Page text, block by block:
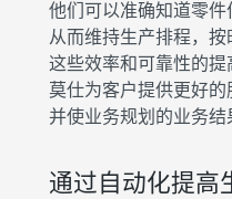
他们可以准确知道零件
从而维持生产排程，按
这些效率和可靠性的
莫仕为客户提供更好的
并使业务规划的业务结
通过自动化提高